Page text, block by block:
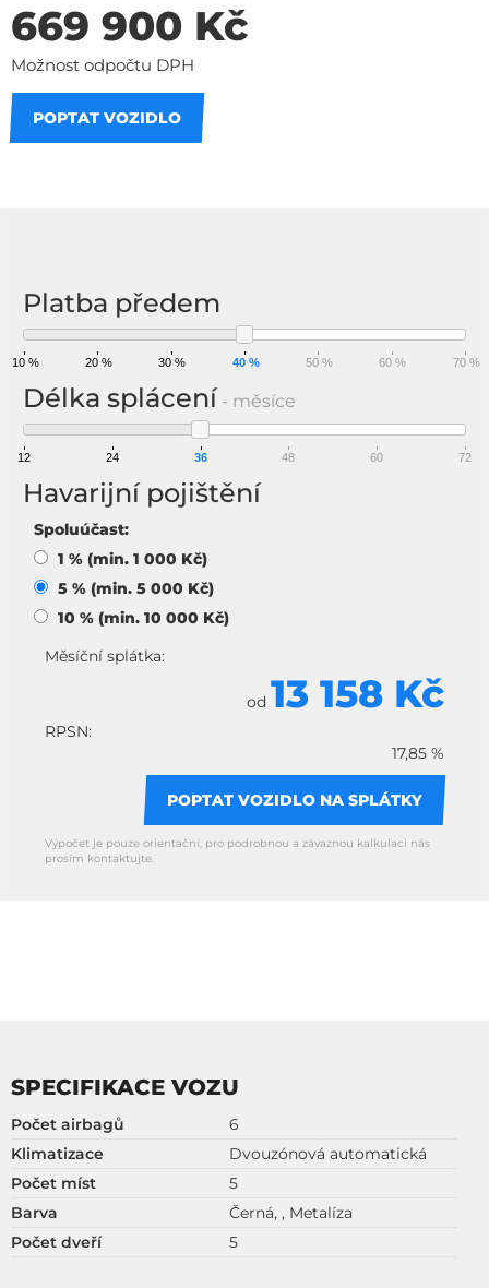
669 900 Kč
Možnost odpočtu DPH
POPTAT VOZIDLO
Platba předem
10 % 20 % 30 % 40 % 50 % 60 % 70 %
Délka splácení - měsíce
12 24 36 48 60 72
Havarijní pojištění
Spoluúčast:
1 % (min. 1 000 Kč)
5 % (min. 5 000 Kč)
10 % (min. 10 000 Kč)
Měsíční splátka:
od 13 158 Kč
RPSN:
17,85 %
POPTAT VOZIDLO NA SPLÁTKY
Výpočet je pouze orientační, pro podrobnou a závaznou kalkulaci nás
prosím kontaktujte.
SPECIFIKACE VOZU
Počet airbagů
6
Klimatizace
Dvouzónová automatická
Počet míst
5
Barva
Černá, , Metalíza
Počet dveří
5